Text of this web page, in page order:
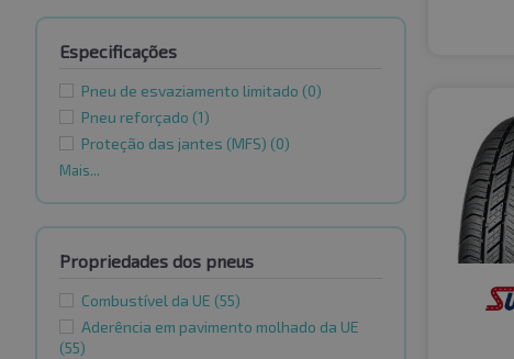
Especificações
Pneu de esvaziamento limitado (0)
Pneu reforçado (1)
Proteção das jantes (MFS) (0)
Mais...
Propriedades dos pneus
Combustível da UE (55)
Aderência em pavimento molhado da UE
(55)